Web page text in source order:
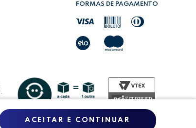
FORMAS DE PAGAMENTO
ACEITAR E CONTINUAR